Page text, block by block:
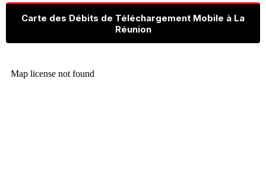
Carte des Débits de Téléchargement Mobile à La
Réunion